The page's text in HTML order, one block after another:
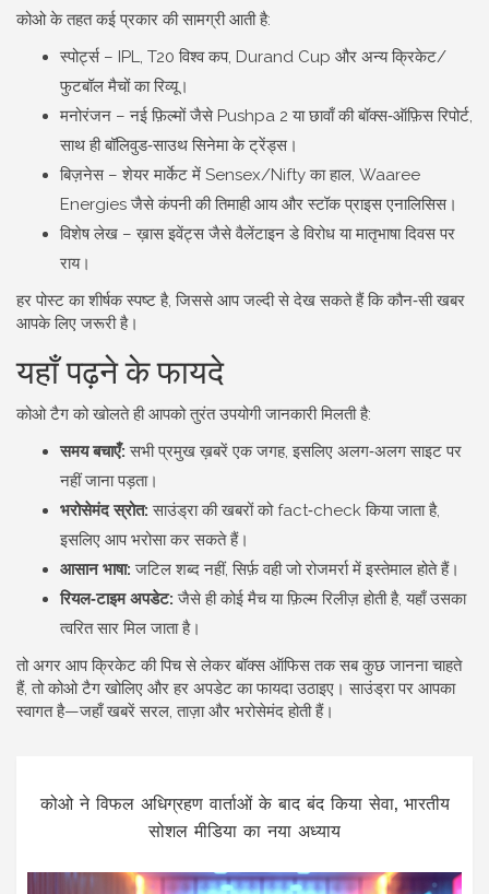
कोओ के तहत कई प्रकार की सामग्री आती है:
स्पोर्ट्स – IPL, T20 विश्व कप, Durand Cup और अन्य क्रिकेट/
फुटबॉल मैचों का रिव्यू।
मनोरंजन – नई फ़िल्मों जैसे Pushpa 2 या छावाँ की बॉक्स‑ऑफ़िस रिपोर्ट,
साथ ही बॉलिवुड‑साउथ सिनेमा के ट्रेंड्स।
बिज़नेस – शेयर मार्केट में Sensex/Nifty का हाल, Waaree
Energies जैसे कंपनी की तिमाही आय और स्टॉक प्राइस एनालिसिस।
विशेष लेख – ख़ास इवेंट्स जैसे वैलेंटाइन डे विरोध या मातृभाषा दिवस पर
राय।
हर पोस्ट का शीर्षक स्पष्ट है, जिससे आप जल्दी से देख सकते हैं कि कौन‑सी खबर
आपके लिए जरूरी है।
यहाँ पढ़ने के फायदे
कोओ टैग को खोलते ही आपको तुरंत उपयोगी जानकारी मिलती है:
समय बचाएँ: सभी प्रमुख ख़बरें एक जगह, इसलिए अलग‑अलग साइट पर
नहीं जाना पड़ता।
भरोसेमंद स्रोत: साउंड्रा की खबरों को fact‑check किया जाता है,
इसलिए आप भरोसा कर सकते हैं।
आसान भाषा: जटिल शब्द नहीं, सिर्फ़ वही जो रोजमर्रा में इस्तेमाल होते हैं।
रियल‑टाइम अपडेट: जैसे ही कोई मैच या फ़िल्म रिलीज़ होती है, यहाँ उसका
त्वरित सार मिल जाता है।
तो अगर आप क्रिकेट की पिच से लेकर बॉक्स ऑफिस तक सब कुछ जानना चाहते
हैं, तो कोओ टैग खोलिए और हर अपडेट का फायदा उठाइए। साउंड्रा पर आपका
स्वागत है—जहाँ खबरें सरल, ताज़ा और भरोसेमंद होती हैं।
कोओ ने विफल अधिग्रहण वार्ताओं के बाद बंद किया सेवा, भारतीय
सोशल मीडिया का नया अध्याय